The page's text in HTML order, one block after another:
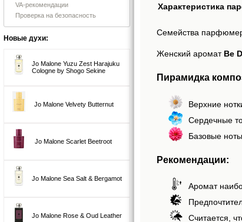
VA-рекомендации
Проверка на безопасность
Новые духи:
Jo Malone Yuzu Zest Harajuku
Cologne by Shogo Sekine
Jo Malone Velvety Butternut
Jo Malone Scarlet Beetroot
Jo Malone Sea Salt & Bergamot
Jo Malone Rose & Oud Leather
Характеристика
Семейства
Женский аромат Be
Пирамидка
Верхние
Сердечные
Базовые
Рекомендации:
Аромат
Считается,